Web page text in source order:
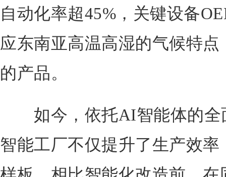
自动化率超45%，关键设备
应东南亚高温高湿的气候特
的产品。
如今，依托AI智能体的全
智能工厂不仅提升了生产效